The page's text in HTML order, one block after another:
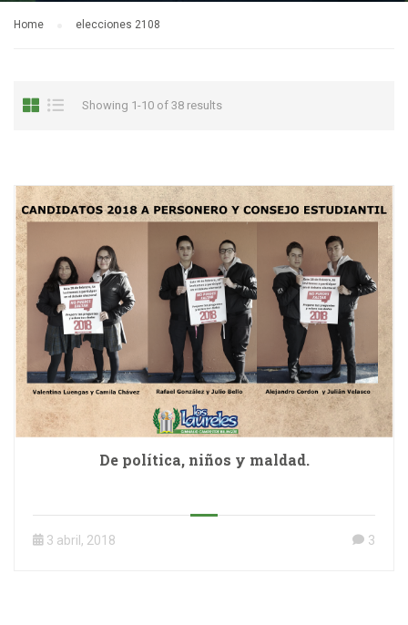
Home elecciones 2108
Showing 1-10 of 38 results
De política, niños y maldad.
3 abril, 2018 3